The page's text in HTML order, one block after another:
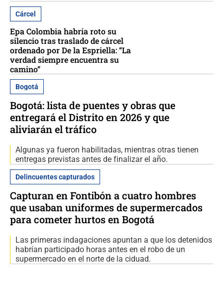
Cárcel
Epa Colombia habría roto su
silencio tras traslado de cárcel
ordenado por De la Espriella: “La
verdad siempre encuentra su
camino”
Bogotá
Bogotá: lista de puentes y obras que
entregará el Distrito en 2026 y que
aliviarán el tráfico
Algunas ya fueron habilitadas, mientras otras tienen
entregas previstas antes de finalizar el año.
Delincuentes capturados
Capturan en Fontibón a cuatro hombres
que usaban uniformes de supermercados
para cometer hurtos en Bogotá
Las primeras indagaciones apuntan a que los detenidos
habrían participado horas antes en el robo de un
supermercado en el norte de la ciduad.